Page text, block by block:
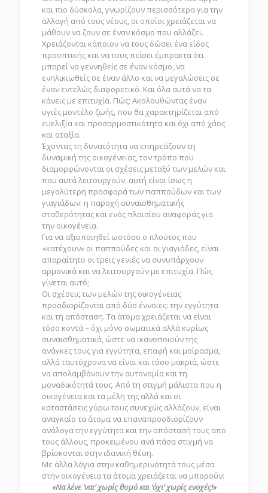
και πιο δύσκολα, γνωρίζουν περισσότερα για την
αλλαγή από τους νέους, οι οποίοι χρειάζεται να
μάθουν να ζουν σε έναν κόσμο που αλλάζει.
Χρειάζονται κάποιον να τους δώσει ένα είδος
προοπτικής και να τους πείσει έμπρακτα ότι
μπορεί να γεννηθείς σε έναν κόσμο, να
ενηλικιωθείς σε έναν άλλο και να μεγαλώσεις σε
έναν εντελώς διαφορετικό. Και όλα αυτά να τα
κάνεις με επιτυχία. Πώς; Ακολουθώντας έναν
υγιές μοντέλο ζωής, που θα χαρακτηρίζεται από
ευελιξία και προσαρμοστικότητα και όχι από χάος
και αταξία.
Έχοντας τη δυνατότητα να επηρεάζουν τη
δυναμική της οικογένειας, τον τρόπο που
διαμορφώνονται οι σχέσεις μεταξύ των μελών και
που αυτά λειτουργούν, αυτή είναι ίσως η
μεγαλύτερη προσφορά των παππούδων και των
γιαγιάδων: η παροχή συναισθηματικής
σταθερότητας και ενός πλαισίου αναφοράς για
την οικογένεια.
Για να αξιοποιηθεί ωστόσο ο πλούτος που
«κατέχουν» οι παππούδες και οι γιαγιάδες, είναι
απαραίτητο οι τρεις γενιές να συνυπάρχουν
αρμονικά και να λειτουργούν με επιτυχία. Πώς
γίνεται αυτό;
Οι σχέσεις των μελών της οικογένειας
προσδιορίζονται από δύο έννοιες: την εγγύτητα
και τη απόσταση. Τα άτομα χρειάζεται να είναι
τόσο κοντά – όχι μόνο σωματικά αλλά κυρίως
συναισθηματικά, ώστε να ικανοποιούν της
ανάγκες τους για εγγύτητα, επαφή και μοίρασμα,
αλλά ταυτόχρονα να είναι και τόσο μακριά, ώστε
να απολαμβάνουν την αυτονομία και τη
μοναδικότητά τους. Από τη στιγμή μάλιστα που η
οικογένεια και τα μέλη της αλλά και οι
καταστάσεις γύρω τους συνεχώς αλλάζουν, είναι
αναγκαίο τα άτομα να επαναπροσδιορίζουν
ανάλογα την εγγύτητα και την απόστασή τους από
τους άλλους, προκειμένου ανά πάσα στιγμή να
βρίσκονται στην ιδανική θέση.
Με άλλα λόγια στην καθημερινότητά τους μέσα
στην οικογένεια τα άτομα χρειάζεται να μπορούν:
«Να λένε ‘ναι’ χωρίς θυμό και ‘όχι’ χωρίς ενοχές!»